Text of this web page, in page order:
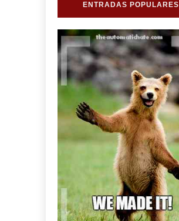
ENTRADAS POPULARES